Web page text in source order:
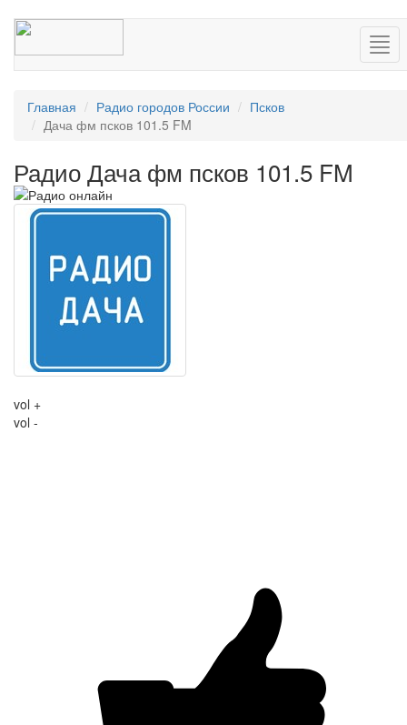
Главная Радио городов России
Псков
Дача фм псков 101.5 FM
Радио Дача фм псков 101.5 FM
vol +
vol -